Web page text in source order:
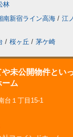
林
南新宿ライン高海 / 江
/ 桜ヶ丘 / 茅ケ崎
未公開物件とい
ーム
台１丁目15-1